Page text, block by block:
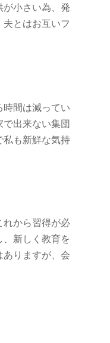
小さい為、発
とはお互いフ
間は減ってい
出来ない集団
私も新鮮な気持
れから習得が必
新しく教育を
ありますが、会